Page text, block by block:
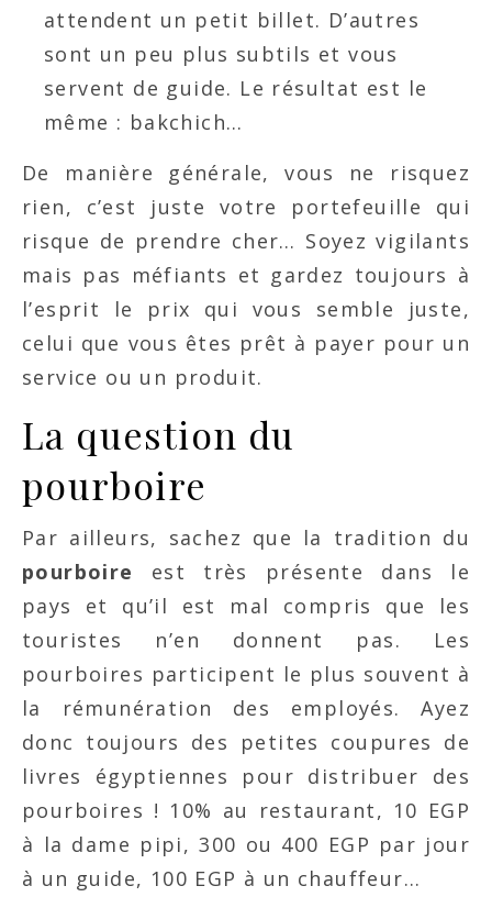
attendent un petit billet. D’autres
sont un peu plus subtils et vous
servent de guide. Le résultat est le
même : bakchich…
De manière générale, vous ne risquez
rien, c’est juste votre portefeuille qui
risque de prendre cher… Soyez vigilants
mais pas méfiants et gardez toujours à
l’esprit le prix qui vous semble juste,
celui que vous êtes prêt à payer pour un
service ou un produit.
La question du
pourboire
Par ailleurs, sachez que la tradition du
pourboire
est très présente dans le
pays et qu’il est mal compris que les
touristes n’en donnent pas. Les
pourboires participent le plus souvent à
la rémunération des employés. Ayez
donc toujours des petites coupures de
livres égyptiennes pour distribuer des
pourboires ! 10% au restaurant, 10 EGP
à la dame pipi, 300 ou 400 EGP par jour
à un guide, 100 EGP à un chauffeur…